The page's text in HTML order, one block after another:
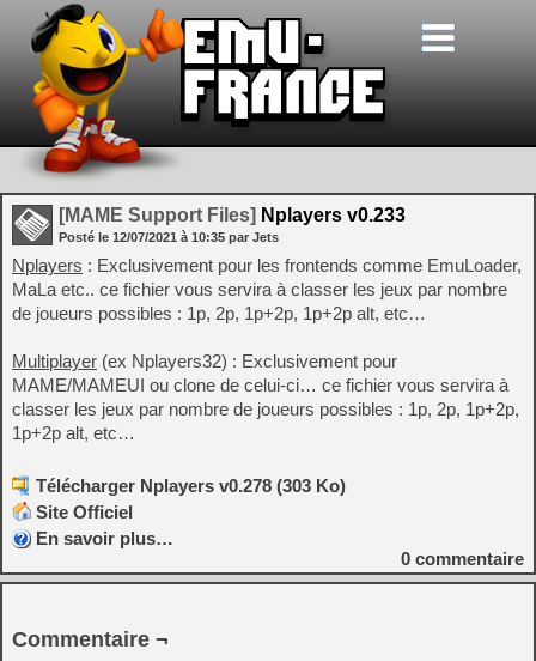
[MAME Support Files] Nplayers v0.233
Posté le 12/07/2021 à 10:35 par Jets
Nplayers : Exclusivement pour les frontends comme EmuLoader,
MaLa etc.. ce fichier vous servira à classer les jeux par nombre
de joueurs possibles : 1p, 2p, 1p+2p, 1p+2p alt, etc…
Multiplayer (ex Nplayers32) : Exclusivement pour
MAME/MAMEUI ou clone de celui-ci… ce fichier vous servira à
classer les jeux par nombre de joueurs possibles : 1p, 2p, 1p+2p,
1p+2p alt, etc…
Télécharger Nplayers v0.278 (303 Ko)
Site Officiel
En savoir plus…
0 commentaire
Commentaire ¬